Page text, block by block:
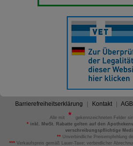
Barrierefreiheitserklärung Kontakt AGB
Alle mit
gekennzeichneten Felder
*inkl. MwSt. Rabatte gelten auf den
verschreibungspflichtige
** Unverbindliche Preisempfehlung
*** Verkaufspreis gemäß Lauer-Taxe; verbindlicher